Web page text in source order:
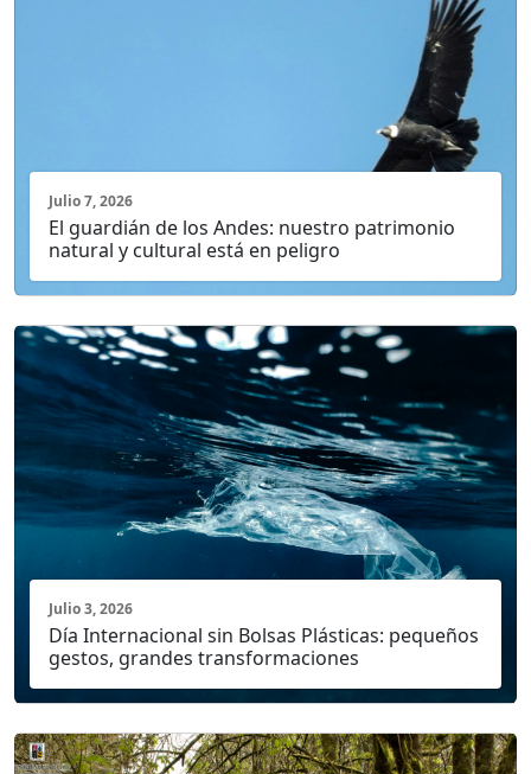
Julio 7, 2026
El guardián de los Andes: nuestro patrimonio
natural y cultural está en peligro
Julio 3, 2026
Día Internacional sin Bolsas Plásticas: pequeños
gestos, grandes transformaciones